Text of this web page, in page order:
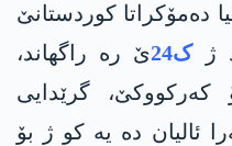
14 یا پارتیا دەمۆکراتا کوردستانێ
ژک24
ێ رە راگهاند،
گرێدایی
ئالیان دە یە کو ژ بۆ